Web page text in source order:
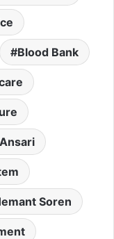
Blood Bank
Soren